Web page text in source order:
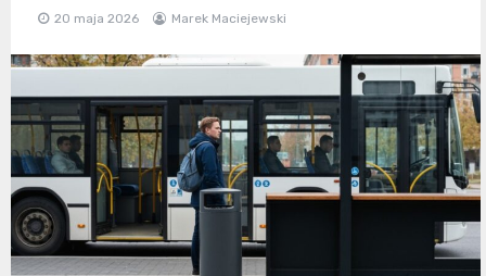
20 maja 2026 Marek Maciejewski